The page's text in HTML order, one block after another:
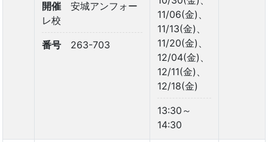
開催
安城アンフォー
レ校
番号 263-703
11/06(金)、
11/13(金)、
11/20(金)、
12/04(金)、
12/11(金)、
12/18(金)
13:30～
14:30